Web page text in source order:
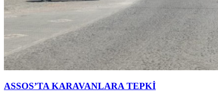
ASSOS’TA KARAVANLARA TEPKİ